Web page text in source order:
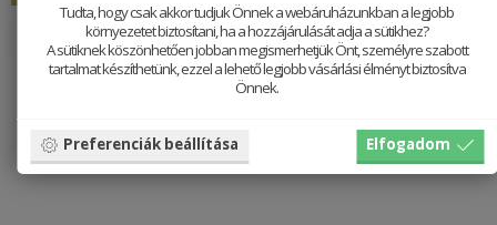
Tudta, hogy csak akkor tudjuk Önnek a webáruházunkban a legjobb
környezetet biztosítani, ha a hozzájárulását adja a sütikhez?
A sütiknek köszönhetően jobban megismerhetjük Önt, személyre szabott
tartalmat készíthetünk, ezzel a lehető legjobb vásárlási élményt biztosítva
Önnek.
Preferenciák beállítása Elfogadom